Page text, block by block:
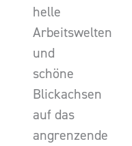
helle
Arbeitswelten
und
schöne
Blickachsen
auf das
angrenzende